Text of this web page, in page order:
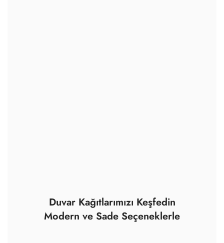
Duvar Kağıtlarımızı Keşfedin
Modern ve Sade Seçeneklerle